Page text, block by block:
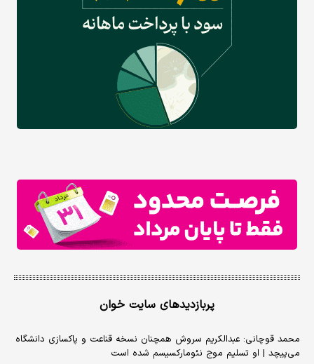
پربازدیدهای سایت خوان
محمد قوچانی: عبدالکریم سروش همچنان نسخه قناعت و پاکسازی دانشگاه
می‌پیچد | او تسلیم موج نئومارکسیسم شده است